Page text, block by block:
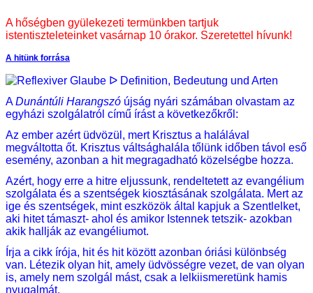
A hőségben gyülekezeti termünkben tartjuk
istentiszteleteinket vasárnap 10 órakor. Szeretettel hívunk!
A hitünk forrása
ADunántúli Harangszó újság nyári számában olvastam az
egyházi szolgálatról című írást a következőkről:
Az ember azért üdvözül, mert Krisztus a halálával
megváltotta őt. Krisztus váltsághalála tőlünk időben távol eső
esemény, azonban a hit megragadható közelségbe hozza.
Azért, hogy erre a hitre eljussunk, rendeltetett az evangélium
szolgálata és a szentségek kiosztásának szolgálata. Mert az
ige és szentségek, mint eszközök által kapjuk a Szentlelket,
aki hitet támaszt- ahol és amikor Istennek tetszik- azokban
akik hallják az evangéliumot.
Írja a cikk írója, hit és hit között azonban óriási különbség
van. Létezik olyan hit, amely üdvösségre vezet, de van olyan
is, amely nem szolgál mást, csak a lelkiismeretünk hamis
nyugalmát.